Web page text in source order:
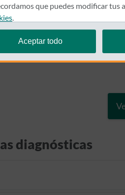
diagnósticas
que puedes modificar tus
.
Aceptar todo